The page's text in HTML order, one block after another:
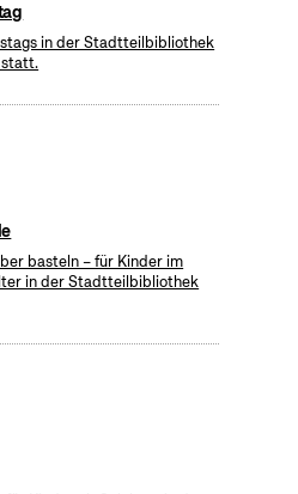
in der Stadtteilbibliothek
statt.
basteln – für Kinder im
in der Stadtteilbibliothek